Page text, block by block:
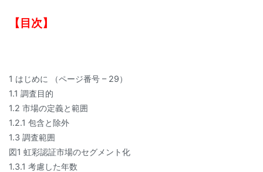
【目次】
1 はじめに （ページ番号 – 29）
1.1 調査目的
1.2 市場の定義と範囲
1.2.1 包含と除外
1.3 調査範囲
図1 虹彩認証市場のセグメント化
1.3.1 考慮した年数